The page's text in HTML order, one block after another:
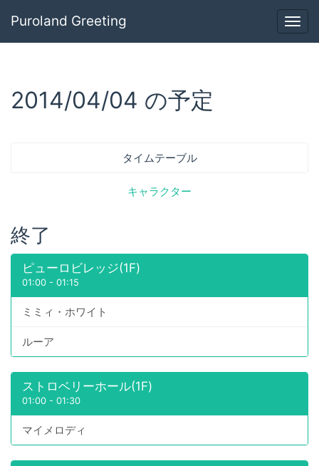
Puroland Greeting
2014/04/04 の予定
タイムテーブル
キャラクター
終了
ピューロビレッジ(1F)
01:00 - 01:15
ミミィ・ホワイト
ルーア
ストロベリーホール(1F)
01:00 - 01:30
マイメロディ